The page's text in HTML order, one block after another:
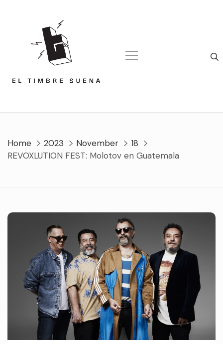
Home 2023 November
18
REVOXLUTION FEST: Molotov en Guatemala